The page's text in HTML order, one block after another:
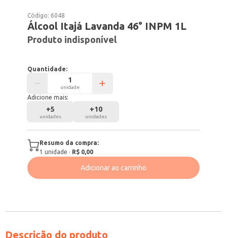
Código: 6048
Álcool Itajá Lavanda 46° INPM 1L
Produto indisponível
Quantidade:
unidade
Adicione mais:
+5
unidades
+10
unidades
Resumo da compra:
1 unidade · R$ 0,00
Adicionar ao carrinho
Descrição do produto